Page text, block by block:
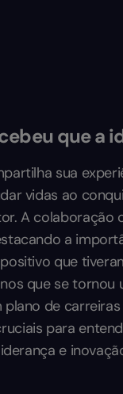
que a
sua
vidas ao
A colaboração
a
que
que se
plano de
para
e